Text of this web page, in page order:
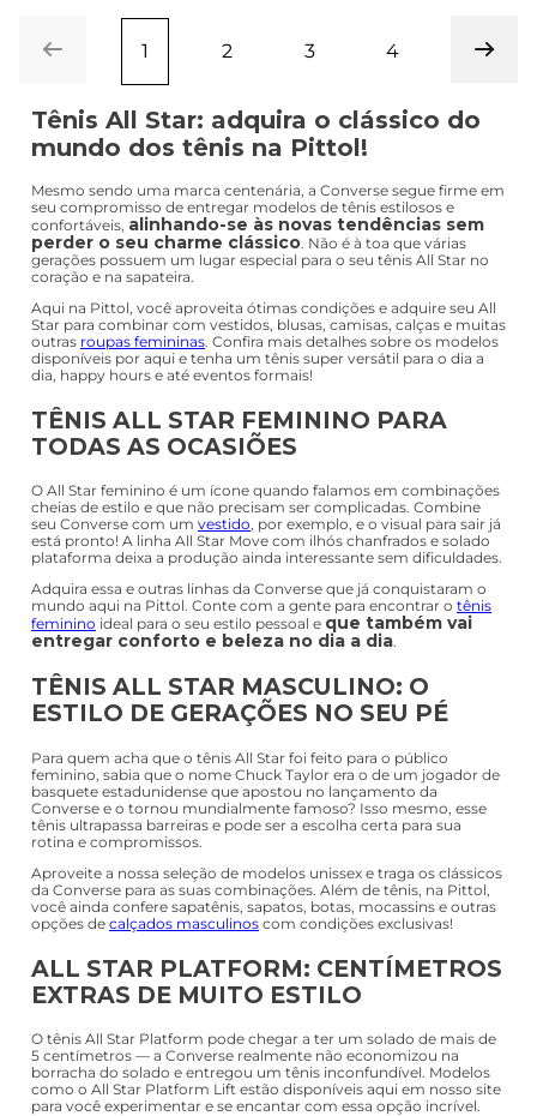
1 2 3 4
Tênis All Star: adquira o clássico do
mundo dos tênis na Pittol!
Mesmo sendo uma marca centenária, a Converse segue firme em
seu compromisso de entregar modelos de tênis estilosos e
confortáveis, alinhando-se às novas tendências sem
perder o seu charme clássico. Não é à toa que várias
gerações possuem um lugar especial para o seu tênis All Star no
coração e na sapateira.
Aqui na Pittol, você aproveita ótimas condições e adquire seu All
Star para combinar com vestidos, blusas, camisas, calças e muitas
outras roupas femininas. Confira mais detalhes sobre os modelos
disponíveis por aqui e tenha um tênis super versátil para o dia a
dia, happy hours e até eventos formais!
TÊNIS ALL STAR FEMININO PARA
TODAS AS OCASIÕES
O All Star feminino é um ícone quando falamos em combinações
cheias de estilo e que não precisam ser complicadas. Combine
seu Converse com um vestido, por exemplo, e o visual para sair já
está pronto! A linha All Star Move com ilhós chanfrados e solado
plataforma deixa a produção ainda interessante sem dificuldades.
Adquira essa e outras linhas da Converse que já conquistaram o
mundo aqui na Pittol. Conte com a gente para encontrar o tênis
feminino ideal para o seu estilo pessoal e que também vai
entregar conforto e beleza no dia a dia.
TÊNIS ALL STAR MASCULINO: O
ESTILO DE GERAÇÕES NO SEU PÉ
Para quem acha que o tênis All Star foi feito para o público
feminino, sabia que o nome Chuck Taylor era o de um jogador de
basquete estadunidense que apostou no lançamento da
Converse e o tornou mundialmente famoso? Isso mesmo, esse
tênis ultrapassa barreiras e pode ser a escolha certa para sua
rotina e compromissos.
Aproveite a nossa seleção de modelos unissex e traga os clássicos
da Converse para as suas combinações. Além de tênis, na Pittol,
você ainda confere sapatênis, sapatos, botas, mocassins e outras
opções de calçados masculinos com condições exclusivas!
ALL STAR PLATFORM: CENTÍMETROS
EXTRAS DE MUITO ESTILO
O tênis All Star Platform pode chegar a ter um solado de mais de
5 centímetros — a Converse realmente não economizou na
borracha do solado e entregou um tênis inconfundível. Modelos
como o All Star Platform Lift estão disponíveis aqui em nosso site
para você experimentar e se encantar com essa opção incrível.